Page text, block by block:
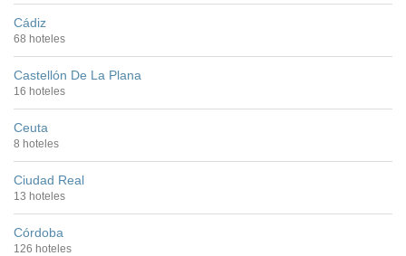
Cádiz
68 hoteles
Castellón De La Plana
16 hoteles
Ceuta
8 hoteles
Ciudad Real
13 hoteles
Córdoba
126 hoteles